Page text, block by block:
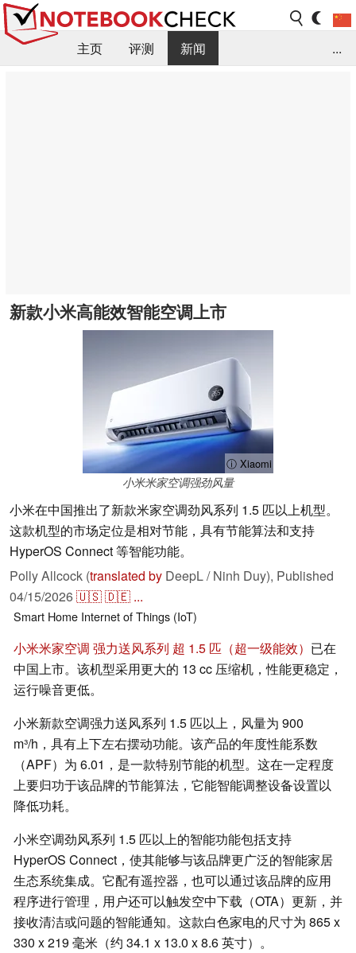
主页 评测
新闻
...
新款小米高能效智能空调上市
ⓘ Xiaomi
小米米家空调强劲风量
小米在中国推出了新款米家空调劲风系列 1.5 匹以上机型。
这款机型的市场定位是相对节能，具有节能算法和支持
HyperOS Connect 等智能功能。
Polly Allcock (translated by DeepL / Ninh Duy), Published
04/15/2026🇺🇸🇩🇪 ...
Smart Home Internet of Things (IoT)
小米米家空调 强力送风系列 超 1.5 匹（超一级能效） 已在
中国上市。该机型采用更大的 13 cc 压缩机，性能更稳定，
运行噪音更低。
小米新款空调强力送风系列 1.5 匹以上，风量为 900
m³/h，具有上下左右摆动功能。该产品的年度性能系数
（APF）为 6.01，是一款特别节能的机型。这在一定程度
上要归功于该品牌的节能算法，它能智能调整设备设置以
降低功耗。
小米空调劲风系列 1.5 匹以上的智能功能包括支持
HyperOS Connect，使其能够与该品牌更广泛的智能家居
生态系统集成。它配有遥控器，也可以通过该品牌的应用
程序进行管理，用户还可以触发空中下载（OTA）更新，并
接收清洁或问题的智能通知。这款白色家电的尺寸为 865 x
330 x 219 毫米（约 34.1 x 13.0 x 8.6 英寸）。